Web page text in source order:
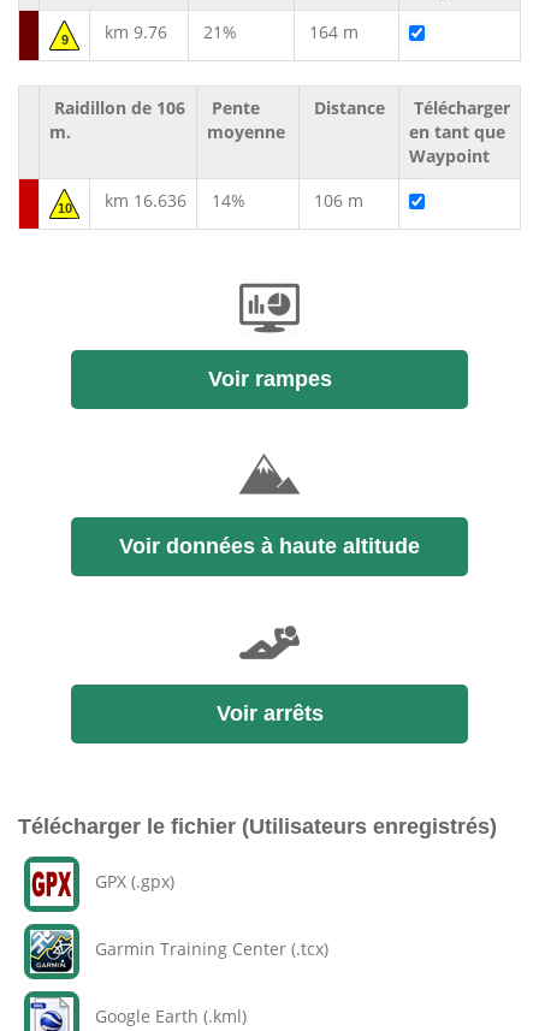
9 km 9.76 21% 164 m
Raidillon de 106
m.
Pente
moyenne
Distance
Télécharger
en tant que
Waypoint
10 km 16.636 14% 106 m
Voir rampes
Voir données à haute altitude
Voir arrêts
Télécharger le fichier (Utilisateurs enregistrés)
GPX (.gpx)
Garmin Training Center (.tcx)
Google Earth (.kml)